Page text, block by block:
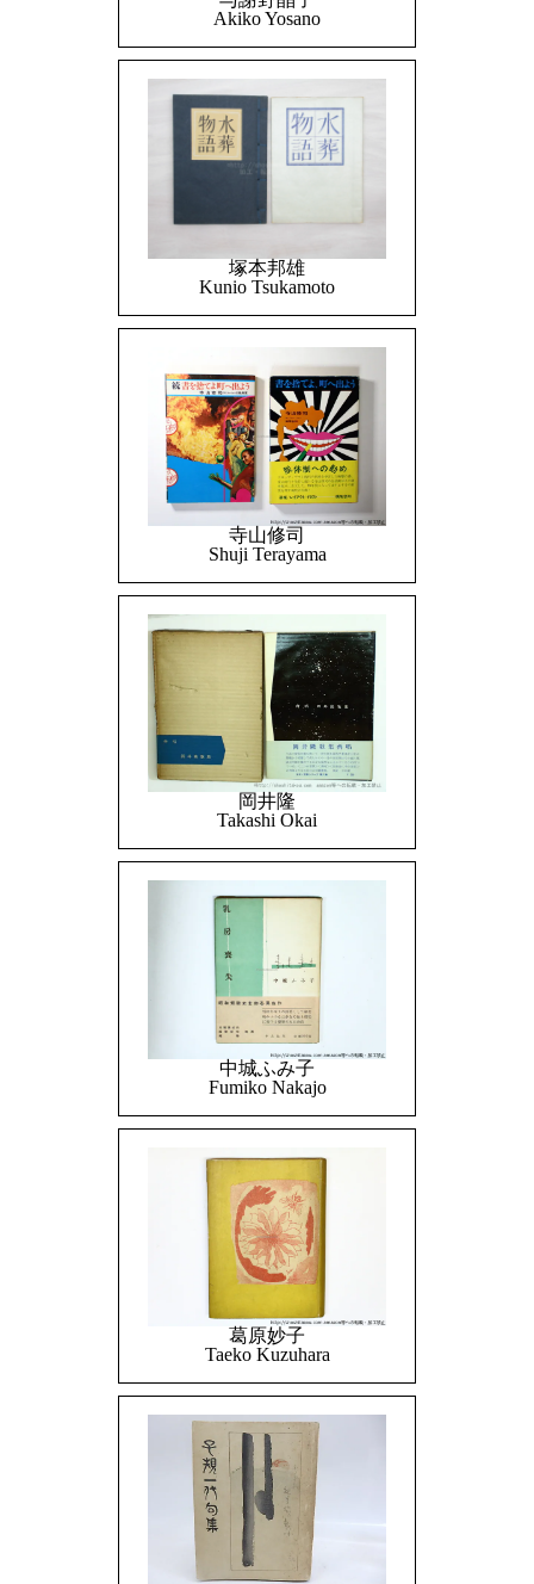
Akiko Yosano
塚本邦雄
Kunio Tsukamoto
寺山修司
Shuji Terayama
岡井隆
Takashi Okai
中城ふみ子
Fumiko Nakajo
葛原妙子
Taeko Kuzuhara